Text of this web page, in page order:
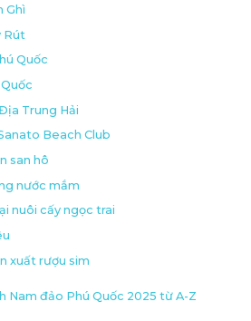
Ghì
Rút
Quốc
Trung Hải
Beach Club
san hô
nước mắm
nuôi cấy ngọc trai
xuất rượu sim
Nam đảo Phú Quốc 2025 từ A-Z